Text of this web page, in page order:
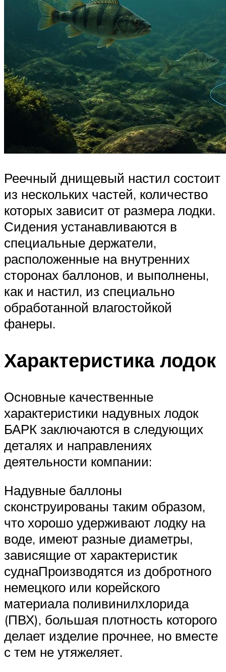
Реечный днищевый настил состоит
из нескольких частей, количество
которых зависит от размера лодки.
Сидения устанавливаются в
специальные держатели,
расположенные на внутренних
сторонах баллонов, и выполнены,
как и настил, из специально
обработанной влагостойкой
фанеры.
Характеристика лодок
Основные качественные
характеристики надувных лодок
БАРК заключаются в следующих
деталях и направлениях
деятельности компании:
Надувные баллоны
сконструированы таким образом,
что хорошо удерживают лодку на
воде, имеют разные диаметры,
зависящие от характеристик
суднаПроизводятся из добротного
немецкого или корейского
материала поливинилхлорида
(ПВХ), большая плотность которого
делает изделие прочнее, но вместе
с тем не утяжеляет.